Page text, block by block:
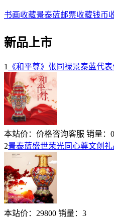
书画收藏景泰蓝邮票收藏钱币
新品上市
1 《和平尊》张同禄景泰蓝代
本站价： 价格咨询客服 销量： 0
2景泰蓝盛世荣光同心尊文创
本站价： 29800 销量： 3